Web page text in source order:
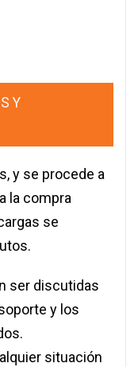
Y
y se procede a
la compra
se
ser discutidas
y los
situación